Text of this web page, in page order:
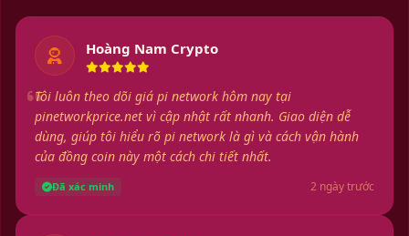
Hoàng Nam Crypto
Tôi luôn theo dõi giá pi network hôm nay tại
pinetworkprice.net vì cập nhật rất nhanh. Giao diện dễ
dùng, giúp tôi hiểu rõ pi network là gì và cách vận hành
của đồng coin này một cách chi tiết nhất.
Đã xác minh 2 ngày trước